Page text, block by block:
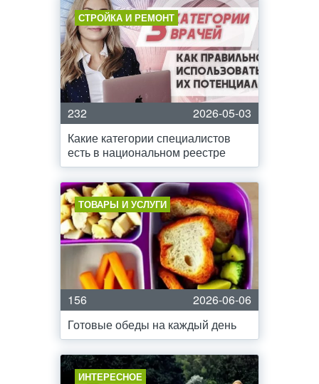
СТРОЙКА И РЕМОНТ
232
2026-05-03
Какие категории специалистов
есть в национальном реестре
ТОВАРЫ И УСЛУГИ
156
2026-06-06
Готовые обеды на каждый день
ИНТЕРЕСНОЕ